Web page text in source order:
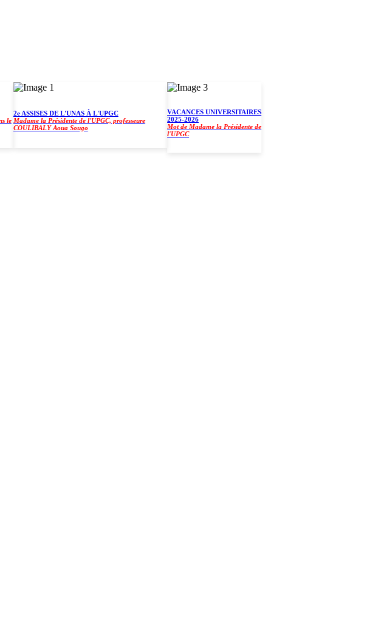
2e ASSISES DE L'UNAS À L'UPGC
Madame la Présidente de l'UPGC, professeure
COULIBALY Aoua Sougo
VACANCES UNIVERSITAIRES
2025-2026
Mot de Madame la Présidente de
l'UPGC